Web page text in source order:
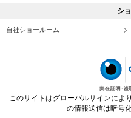
シ
自社ショールーム
このサイトはグローバルサインによ
の情報送信は暗号